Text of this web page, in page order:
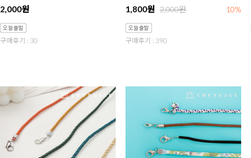
2,000원
구매후기 : 30
1,800원 2,000원 10%
구매후기 : 390